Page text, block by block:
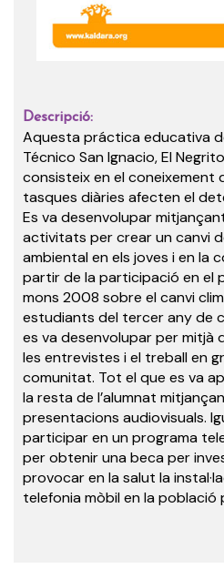
Descripció:
Aquesta práctica educativa
Técnico San Ignacio, El
consisteix en el coneixement
tasques diàries afecten el
Es va desenvolupar
activitats per crear un canvi
ambiental en els joves i en la
partir de la participació en el
mons 2008 sobre el canvi
estudiants del tercer any de
es va desenvolupar per mitjà
les entrevistes i el treball en
comunitat. Tot el que es va
la resta de l’alumnat
presentacions audiovisuals.
participar en un programa
per obtenir una beca per
provocar en la salut la
telefonia mòbil en la població